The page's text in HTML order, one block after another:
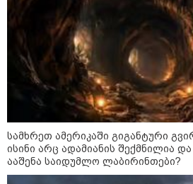
21:17 / 08-
აშშ-მა
კატეგორიის ყველა
სამხრეთ ამერიკაში გიგანტური
ისინი არც ადამიანის შექმნილია და
ააშენა საიდუმლო ლაბირინთები?